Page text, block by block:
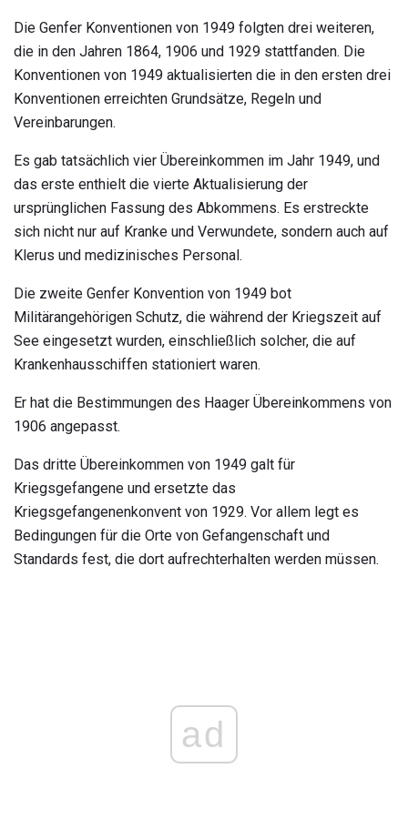
Die Genfer Konventionen von 1949 folgten drei weiteren,
die in den Jahren 1864, 1906 und 1929 stattfanden. Die
Konventionen von 1949 aktualisierten die in den ersten drei
Konventionen erreichten Grundsätze, Regeln und
Vereinbarungen.
Es gab tatsächlich vier Übereinkommen im Jahr 1949, und
das erste enthielt die vierte Aktualisierung der
ursprünglichen Fassung des Abkommens. Es erstreckte
sich nicht nur auf Kranke und Verwundete, sondern auch auf
Klerus und medizinisches Personal.
Die zweite Genfer Konvention von 1949 bot
Militärangehörigen Schutz, die während der Kriegszeit auf
See eingesetzt wurden, einschließlich solcher, die auf
Krankenhausschiffen stationiert waren.
Er hat die Bestimmungen des Haager Übereinkommens von
1906 angepasst.
Das dritte Übereinkommen von 1949 galt für
Kriegsgefangene und ersetzte das
Kriegsgefangenenkonvent von 1929. Vor allem legt es
Bedingungen für die Orte von Gefangenschaft und
Standards fest, die dort aufrechterhalten werden müssen.
ad